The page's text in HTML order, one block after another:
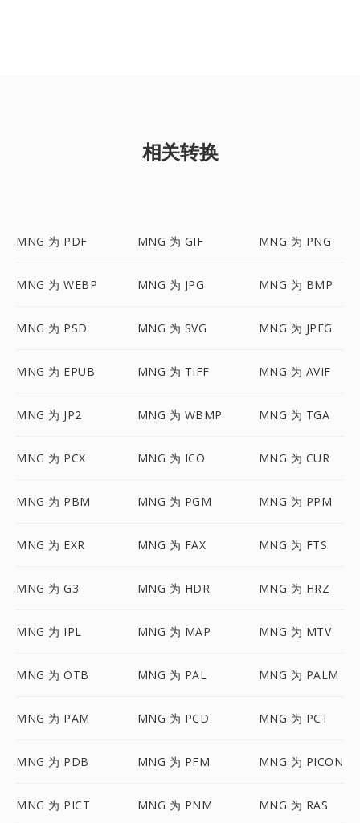
相关转换
MNG 为 PDF MNG 为 GIF MNG 为 PNG
MNG 为 WEBP MNG 为 JPG MNG 为 BMP
MNG 为 PSD MNG 为 SVG MNG 为 JPEG
MNG 为 EPUB MNG 为 TIFF MNG 为 AVIF
MNG 为 JP2 MNG 为 WBMP MNG 为 TGA
MNG 为 PCX MNG 为 ICO MNG 为 CUR
MNG 为 PBM MNG 为 PGM MNG 为 PPM
MNG 为 EXR MNG 为 FAX MNG 为 FTS
MNG 为 G3 MNG 为 HDR MNG 为 HRZ
MNG 为 IPL MNG 为 MAP MNG 为 MTV
MNG 为 OTB MNG 为 PAL MNG 为 PALM
MNG 为 PAM MNG 为 PCD MNG 为 PCT
MNG 为 PDB MNG 为 PFM MNG 为 PICON
MNG 为 PICT MNG 为 PNM MNG 为 RAS